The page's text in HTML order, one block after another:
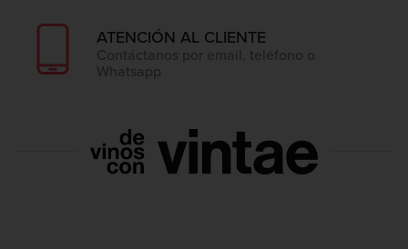
ATENCIÓN AL CLIENTE
Contáctanos por email, teléfono o
Whatsapp